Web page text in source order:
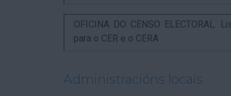
OFICINA DO CENSO ELECTORAL.
para o CER e o CERA
Administracións locais